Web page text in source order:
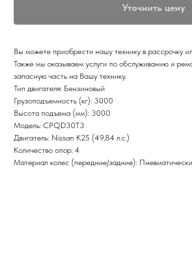
Уточнить цену
Вы можете приобрести нашу технику в рассрочку
Также мы оказываем услуги по обслуживанию и
запасную часть на Вашу технику.
Тип двигателя: Бензиновый
Грузоподъемность (кг): 3000
Высота подъема (мм): 3000
Модель: CPQD30T3
Двигатель: Nissan K25 (49,84 л.с.)
Количество опор: 4
Материал колес (передние/задние):